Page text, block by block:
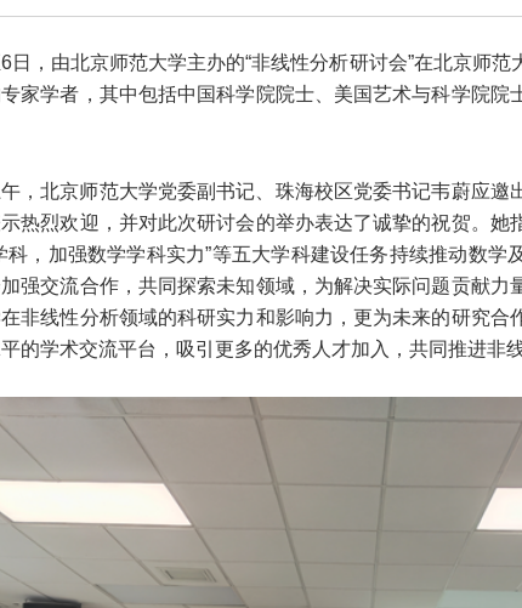
日，由北京师范大学主办的“非线性分析研讨会”在北京师
家学者，其中包括中国科学院院士、美国艺术与科学院院
，北京师范大学党委副书记、珠海校区党委书记韦蔚应邀
热烈欢迎，并对此次研讨会的举办表达了诚挚的祝贺。她
科，加强数学学科实力”等五大学科建设任务持续推动数学
强交流合作，共同探索未知领域，为解决实际问题贡献力
非线性分析领域的科研实力和影响力，更为未来的研究合
的学术交流平台，吸引更多的优秀人才加入，共同推进非